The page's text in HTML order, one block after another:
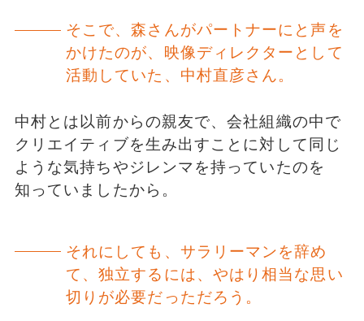
そこで、森さんがパートナーにと声を
かけたのが、映像ディレクターとして
活動していた、中村直彦さん。
中村とは以前からの親友で、会社組織の中で
クリエイティブを生み出すことに対して同じ
ような気持ちやジレンマを持っていたのを
知っていましたから。
それにしても、サラリーマンを辞め
て、独立するには、やはり相当な思い
切りが必要だっただろう。